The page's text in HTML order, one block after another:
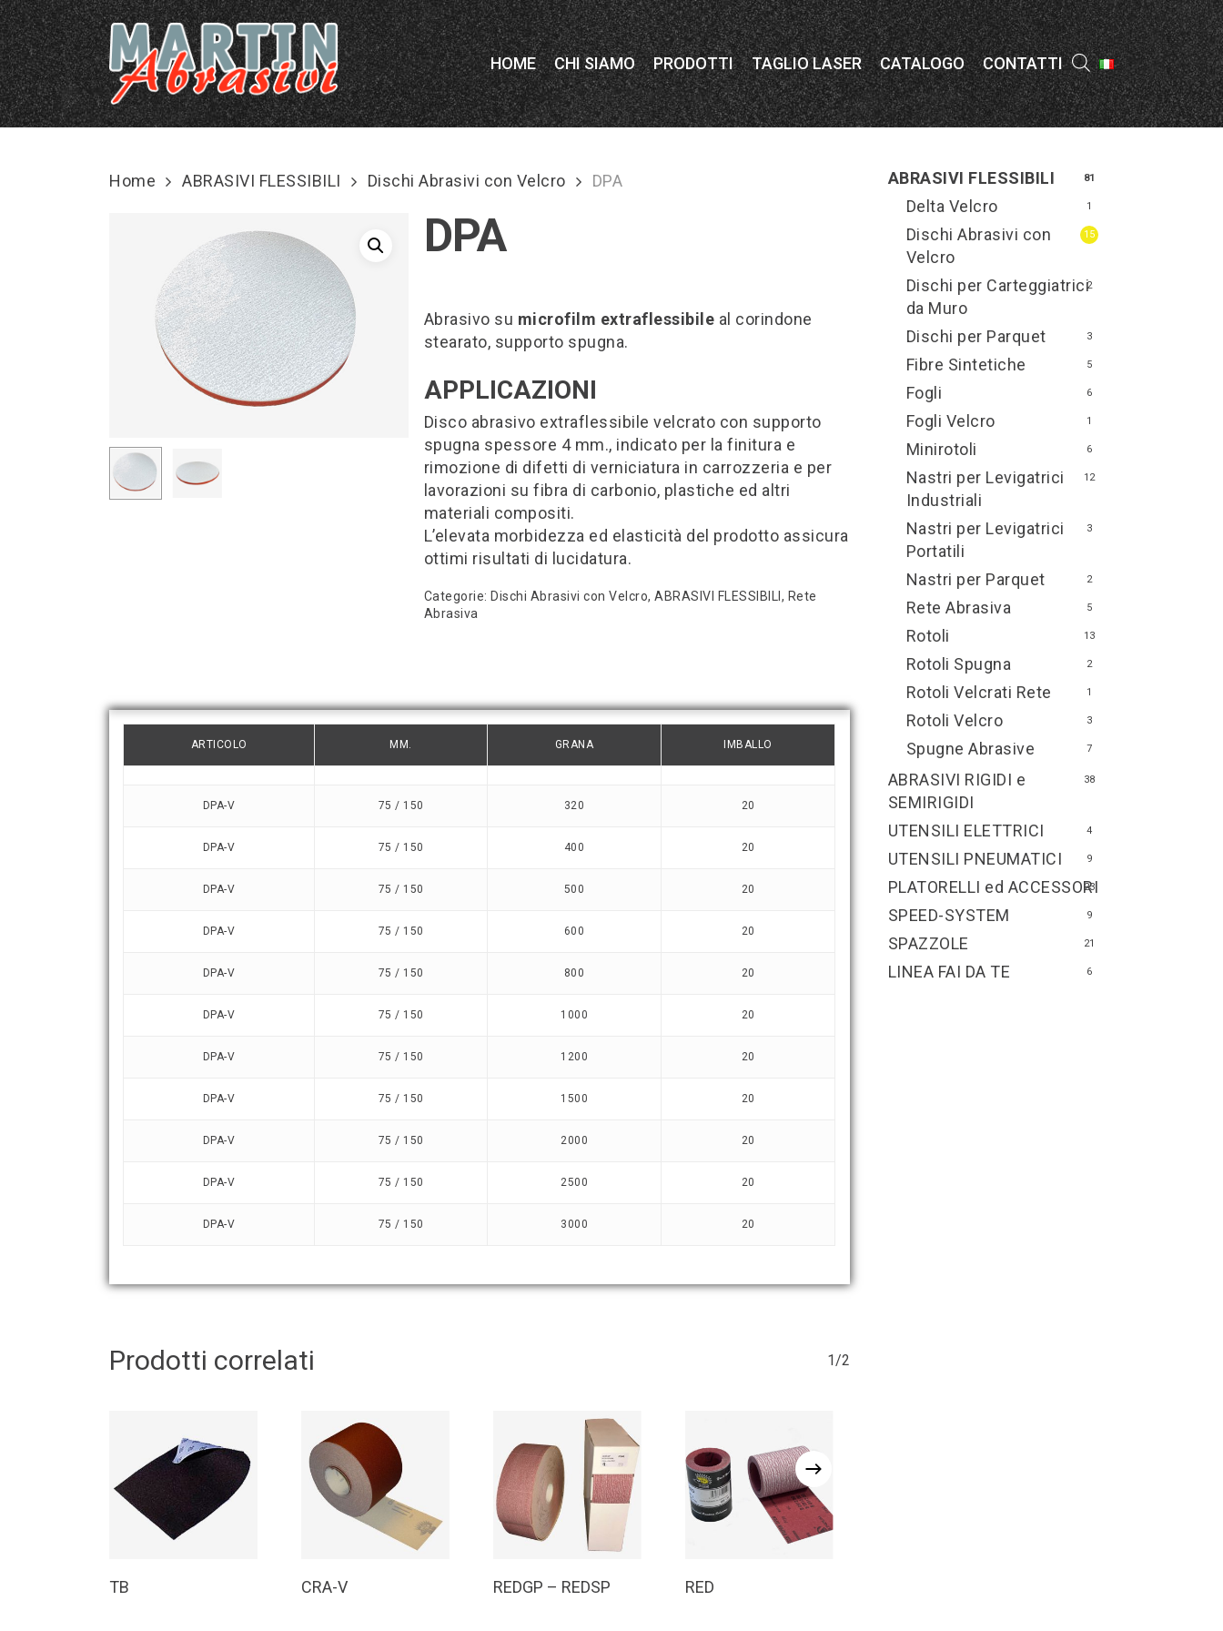
Skip
to
main
content
HOME CHI SIAMO PRODOTTI TAGLIO LASER CATALOGO CONTATTI
Home ABRASIVI FLESSIBILI Dischi Abrasivi con Velcro DPA
DPA
Abrasivo su microfilm extraflessibile al corindone
stearato, supporto spugna.
APPLICAZIONI
Disco abrasivo extraflessibile velcrato con supporto
spugna spessore 4 mm., indicato per la finitura e
rimozione di difetti di verniciatura in carrozzeria e per
lavorazioni su fibra di carbonio, plastiche ed altri
materiali compositi.
L’elevata morbidezza ed elasticità del prodotto assicura
ottimi risultati di lucidatura.
Categorie: Dischi Abrasivi con Velcro,ABRASIVI FLESSIBILI , Rete
Abrasiva
ARTICOLO MM. GRANA IMBALLO
DPA-V 75 / 150 320 20
DPA-V 75 / 150 400 20
DPA-V 75 / 150 500 20
DPA-V 75 / 150 600 20
DPA-V 75 / 150 800 20
DPA-V 75 / 150 1000 20
DPA-V 75 / 150 1200 20
DPA-V 75 / 150 1500 20
DPA-V 75 / 150 2000 20
DPA-V 75 / 150 2500 20
DPA-V 75 / 150 3000 20
Prodotti correlati 1/2
TB CRA-V REDGP – REDSP RED
ABRASIVI FLESSIBILI 81
Delta Velcro 1
Dischi Abrasivi con
Velcro
15
Dischi per Carteggiatrici
da Muro
2
Dischi per Parquet 3
Fibre Sintetiche 5
Fogli 6
Fogli Velcro 1
Minirotoli 6
Nastri per Levigatrici
Industriali
12
Nastri per Levigatrici
Portatili
3
Nastri per Parquet 2
Rete Abrasiva 5
Rotoli 13
Rotoli Spugna 2
Rotoli Velcrati Rete 1
Rotoli Velcro 3
Spugne Abrasive 7
ABRASIVI RIGIDI e
SEMIRIGIDI
38
LINEA FAI DA TE 6
PLATORELLI ed ACCESSORI
23
SPAZZOLE 21
SPEED-SYSTEM 9
UTENSILI ELETTRICI 4
UTENSILI PNEUMATICI 9
Menu